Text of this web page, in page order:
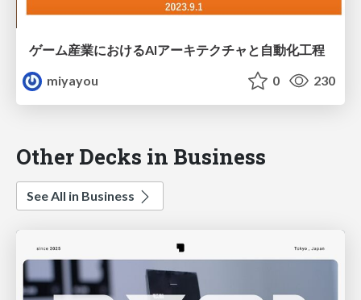
ゲーム産業におけるAIアーキテクチャと自動化工程
miyayou
0 230
Other Decks in Business
See All in Business